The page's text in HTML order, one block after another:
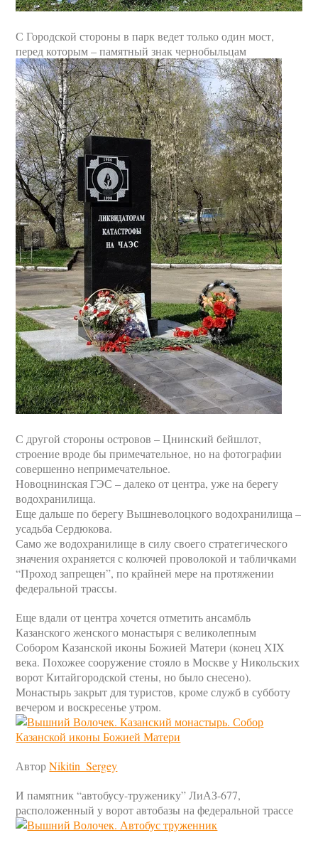
С Городской стороны в парк ведет только один мост,
перед которым – памятный знак чернобыльцам
С другой стороны островов – Цнинский бейшлот,
строение вроде бы примечательное, но на фотографии
совершенно непримечательное.
Новоцнинская ГЭС – далеко от центра, уже на берегу
водохранилища.
Еще дальше по берегу Вышневолоцкого водохранилища –
усадьба Сердюкова.
Само же водохранилище в силу своего стратегического
значения охраняется с колючей проволокой и табличками
“Проход запрещен”, по крайней мере на протяжении
федеральной трассы.
Еще вдали от центра хочется отметить ансамбль
Казанского женского монастыря с великолепным
Собором Казанской иконы Божией Матери (конец XIX
века. Похожее сооружение стояло в Москве у Никольских
ворот Китайгородской стены, но было снесено).
Монастырь закрыт для туристов, кроме служб в субботу
вечером и воскресенье утром.
АвторNikitin_Sergey
И памятник “автобусу-труженику” ЛиАЗ-677,
расположенный у ворот автобазы на федеральной трассе